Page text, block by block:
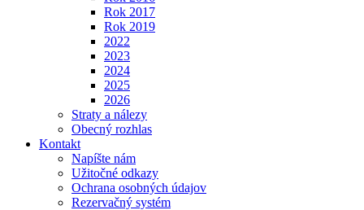
Rok 2017
Rok 2019
2022
2023
2024
2025
2026
Straty a nálezy
Obecný rozhlas
Kontakt
Napíšte nám
Užitočné odkazy
Ochrana osobných údajov
Rezervačný systém